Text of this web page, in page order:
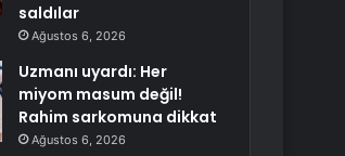
saldılar
Ağustos 6, 2026
Uzmanı uyardı: Her
miyom masum değil!
Rahim sarkomuna dikkat
Ağustos 6, 2026